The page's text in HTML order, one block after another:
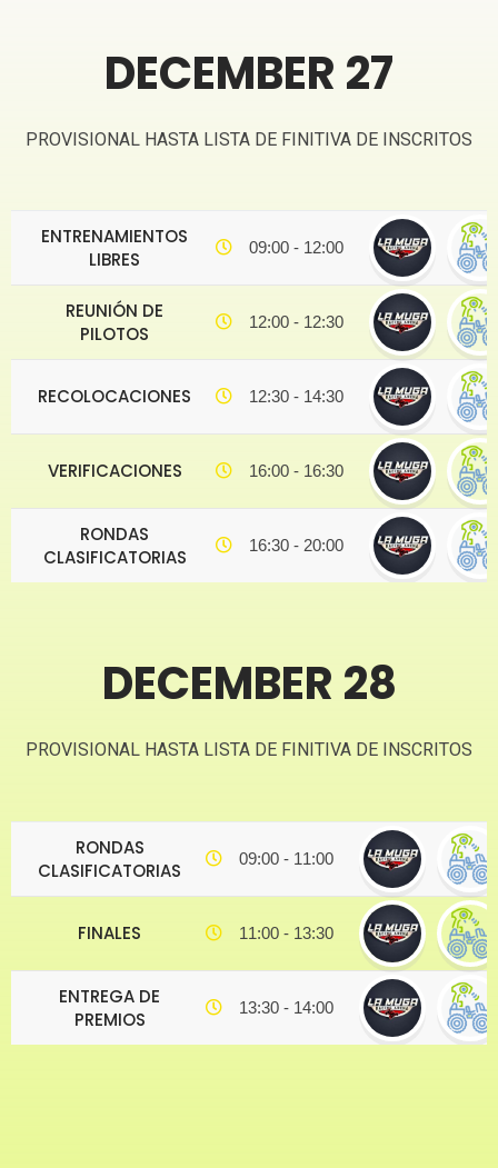
DECEMBER 27
PROVISIONAL HASTA LISTA DE FINITIVA DE INSCRITOS
ENTRENAMIENTOS
LIBRES
09:00 - 12:00
REUNIÓN DE
PILOTOS
12:00 - 12:30
RECOLOCACIONES 12:30 - 14:30
VERIFICACIONES 16:00 - 16:30
RONDAS
CLASIFICATORIAS
16:30 - 20:00
DECEMBER 28
PROVISIONAL HASTA LISTA DE FINITIVA DE INSCRITOS
RONDAS
CLASIFICATORIAS
09:00 - 11:00
FINALES 11:00 - 13:30
ENTREGA DE
PREMIOS
13:30 - 14:00